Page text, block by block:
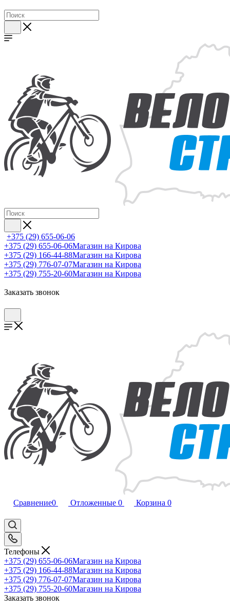
+375 (29) 655-06-06
+375 (29) 655-06-06Магазин на Кирова
+375 (29) 166-44-88Магазин на Кирова
+375 (29) 776-07-07Магазин на Кирова
+375 (29) 755-20-60Магазин на Кирова
Заказать звонок
Сравнение0 Отложенные 0 Корзина 0
Телефоны
+375 (29) 655-06-06Магазин на Кирова
+375 (29) 166-44-88Магазин на Кирова
+375 (29) 776-07-07Магазин на Кирова
+375 (29) 755-20-60Магазин на Кирова
Заказать звонок